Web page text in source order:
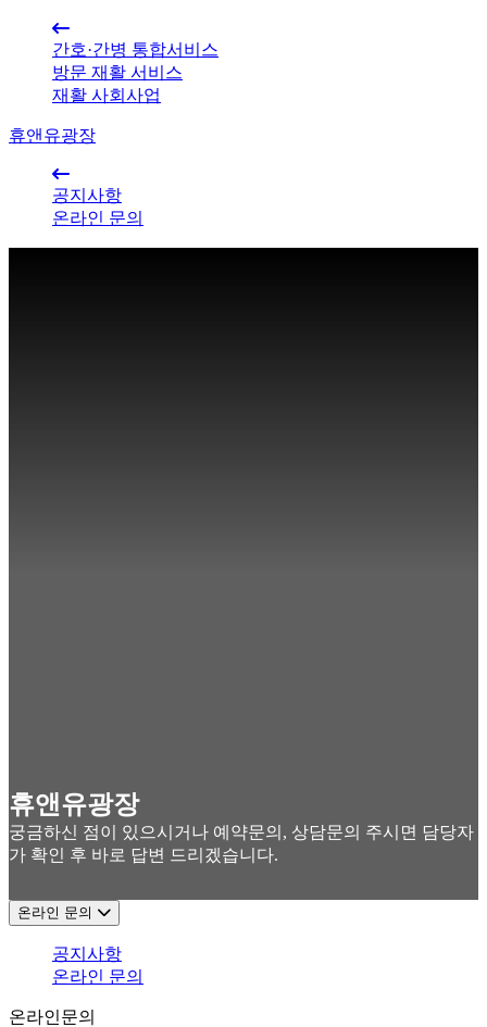
간호·간병 통합서비스
방문 재활 서비스
재활 사회사업
휴앤유광장
공지사항
온라인 문의
휴앤유광장
궁금하신 점이 있으시거나 예약문의, 상담문의 주시면 담당자
가 확인 후 바로 답변 드리겠습니다.
온라인 문의
공지사항
온라인 문의
온라인문의